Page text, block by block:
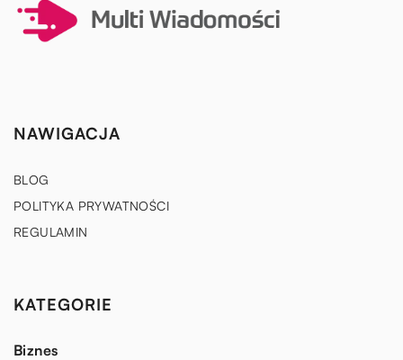
NAWIGACJA
BLOG
POLITYKA PRYWATNOŚCI
REGULAMIN
KATEGORIE
Biznes